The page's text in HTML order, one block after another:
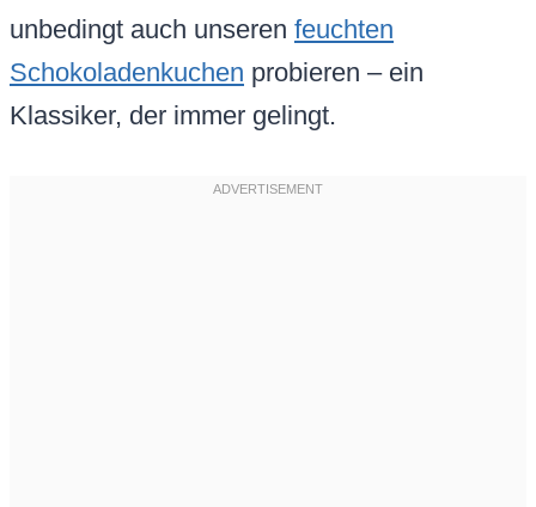
unbedingt auch unseren feuchten
Schokoladenkuchen probieren – ein
Klassiker, der immer gelingt.